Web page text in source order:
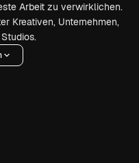
Arbeit zu verwirklichen.
Kreativen, Unternehmen,